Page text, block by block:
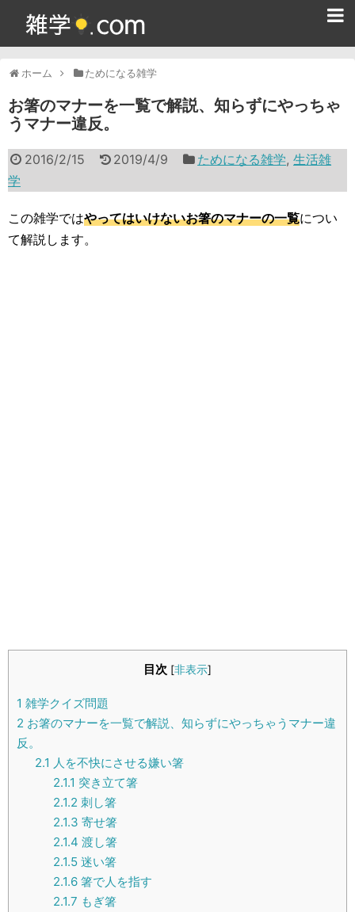
ホーム ためになる雑学
お箸のマナーを一覧で解説、知らずにやっちゃ
うマナー違反。
2016/2/15 2019/4/9 ためになる雑学,生活雑
学
この雑学ではやってはいけないお箸のマナーの一覧につい
て解説します。
目次 [非表示]
1 雑学クイズ問題
2 お箸のマナーを一覧で解説、知らずにやっちゃうマナー違
反。
2.1 人を不快にさせる嫌い箸
2.1.1 突き立て箸
2.1.2 刺し箸
2.1.3 寄せ箸
2.1.4 渡し箸
2.1.5迷い箸
2.1.6箸で人を指す
2.1.7 もぎ箸
365日雑学カレンダー
面白い雑学
ためになる雑学
スポーツ雑学